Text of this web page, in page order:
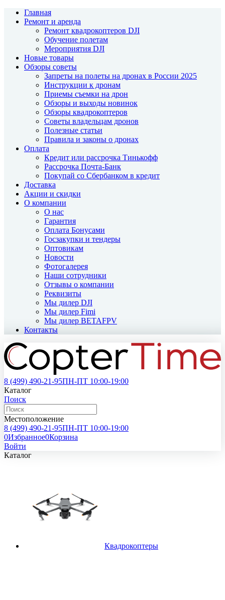
Главная
Ремонт и аренда
Ремонт квадрокоптеров DJI
Обучение полетам
Мероприятия DJI
Новые товары
Обзоры советы
Запреты на полеты на дронах в России 2025
Инструкции к дронам
Приемы съемки на дрон
Обзоры и выходы новинок
Обзоры квадрокоптеров
Советы владельцам дронов
Полезные статьи
Правила и законы о дронах
Оплата
Кредит или рассрочка Тинькофф
Рассрочка Почта-Банк
Покупай со Сбербанком в кредит
Доставка
Акции и скидки
О компании
О нас
Гарантия
Оплата Бонусами
Госзакупки и тендеры
Оптовикам
Новости
Фотогалерея
Наши сотрудники
Отзывы о компании
Реквизиты
Мы дилер DJI
Мы дилер Fimi
Мы дилер BETAFPV
Контакты
8 (499) 490-21-95ПН-ПТ 10:00-19:00
Каталог
Поиск
Местоположение
8 (499) 490-21-95ПН-ПТ 10:00-19:00
0Избранное0Корзина
Войти
Каталог
Квадрокоптеры